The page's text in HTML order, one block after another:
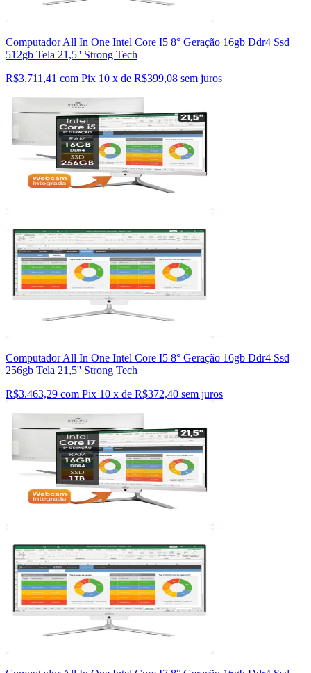
Computador All In One Intel Core I5 8° Geração 16gb Ddr4 Ssd
512gb Tela 21,5'' Strong Tech
R$3.711,41 com Pix 10 x de R$399,08 sem juros
Computador All In One Intel Core I5 8° Geração 16gb Ddr4 Ssd
256gb Tela 21,5'' Strong Tech
R$3.463,29 com Pix 10 x de R$372,40 sem juros